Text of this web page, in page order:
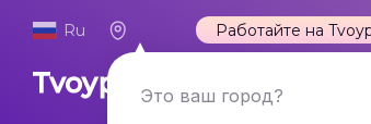
Ru
Это ваш город?
Работайте на